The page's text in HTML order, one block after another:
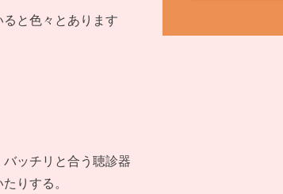
と色々とあります
ッチリと合う聴診器
りする。